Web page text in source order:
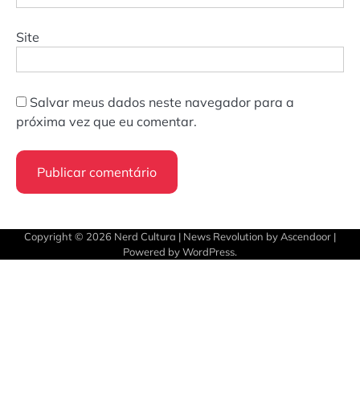
Site
Salvar meus dados neste navegador para a
próxima vez que eu comentar.
Copyright © 2026 Nerd Cultura | News Revolution by Ascendoor |
Powered byWordPress.